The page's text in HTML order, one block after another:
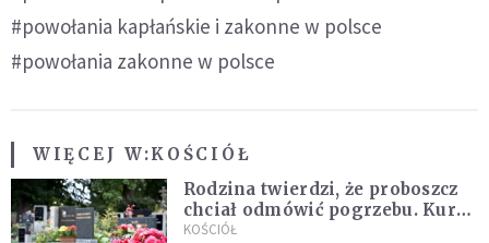
#powołania kapłańskie i zakonne w polsce
#powołania zakonne w polsce
WIĘCEJ W:KOŚCIÓŁ
Rodzina twierdzi, że proboszcz
chciał odmówić pogrzebu. Kuria
zapowiada wyjaśnienia
KOŚCIÓŁ